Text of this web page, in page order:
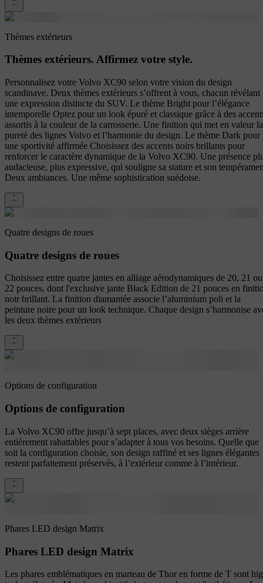
Thèmes extérieurs
Thèmes extérieurs. Affirmez votre style.
Personnalisez votre Volvo XC90 selon votre vision du design
scandinave. Deux thèmes extérieurs s’offrent à vous, chacun révélant
une expression distincte du SUV. Le thème Bright pour l’élégance
intemporelle Optez pour un look épuré et classique grâce à des
assortis à la couleur de la carrosserie. Une finition qui met en valeur la
pureté des lignes Volvo et l’harmonie du design. Le thème Dark pour
une sportivité affirmée Choisissez des accents noirs brillants pour
renforcer le caractère dynamique de la Volvo XC90. Une présence
audacieuse, plus expressive, qui souligne sa stature et son
Deux ambiances. Une même sophistication suédoise.
Quatre designs de roues
Quatre designs de roues
Choisissez entre quatre jantes en alliage aérodynamiques de 20, 21 ou
22 pouces, dont l'exclusive jante Black Edition de 21 pouces en
noir brillant. La finition diamantée associe l’aluminium poli et la
peinture noire pour un look technique. Chaque design s’harmonise
les deux thèmes extérieurs
Options de configuration
Options de configuration
La Volvo XC90 offre jusqu’à sept places, avec deux sièges arrière
entièrement rabattables pour s’adapter à tous vos besoins. Quelle que
soit la configuration choisie, son design raffiné et ses lignes élégantes
restent parfaitement préservés, à l’extérieur comme à l’intérieur.
Phares LED design Matrix
Phares LED design Matrix
Les phares emblématiques en marteau de Thor en forme de T sont